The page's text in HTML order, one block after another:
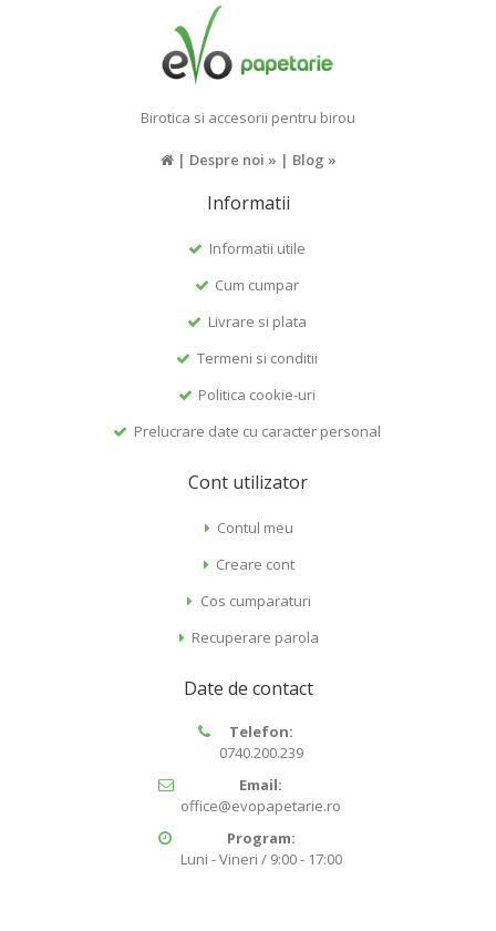
Birotica si accesorii pentru birou
| Despre noi » | Blog »
Informatii
Informatii utile
Cum cumpar
Livrare si plata
Termeni si conditii
Politica cookie-uri
Prelucrare date cu caracter personal
Cont utilizator
Contul meu
Creare cont
Cos cumparaturi
Recuperare parola
Date de contact
Telefon:
0740.200.239
Email:
office@evopapetarie.ro
Program:
Luni - Vineri / 9:00 - 17:00